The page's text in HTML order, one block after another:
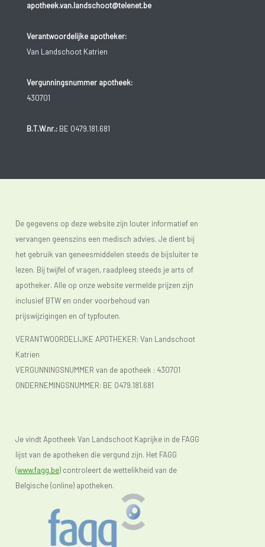
apotheek.van.landschoot@telenet.be
Verantwoordelijke apotheker:
Van Landschoot Katrien
Vergunningsnummer apotheek:
430701
B.T.W.nr.:BE 0479.181.681
De gegevens op deze website zijn louter informatief en
vervangen geenszins een medisch advies. Je dient bij
het gebruik van geneesmiddelen steeds de bijsluiter te
lezen. Bij twijfel of vragen, raadpleeg steeds je arts of
apotheker. Alle op onze website vermelde prijzen zijn
inclusief BTW en onder voorbehoud van
prijswijzigingen en of typfouten.
VERANTWOORDELIJKE APOTHEKER: Van Landschoot
Katrien
VERGUNNINGSNUMMER van de apotheek : 430701
ONDERNEMINGSNUMMER: BE 0479.181.681
Je vindt Apotheek Van Landschoot Kaprijke in de FAGG
lijst van de apotheken die vergund zijn. Het FAGG
(www.fagg.be) controleert de wettelikheid van de
Belgische (online) apotheken.